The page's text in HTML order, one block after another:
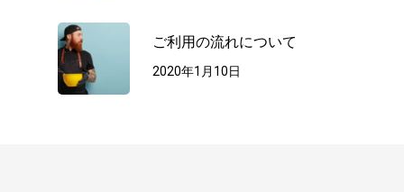
ご利用の流れについて
2020年1月10日